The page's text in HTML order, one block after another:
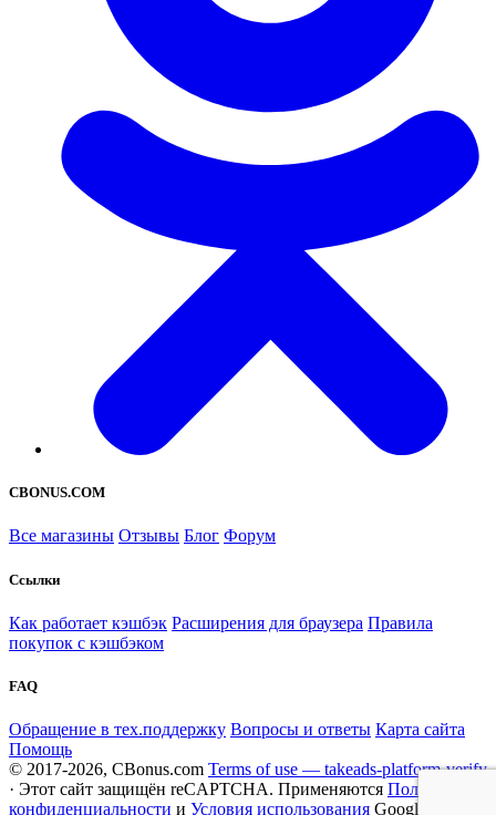
CBONUS.COM
Все магазины Отзывы Блог Форум
Ссылки
Как работает кэшбэк Расширения для браузера Правила
покупок с кэшбэком
FAQ
Обращение в тех.поддержку Вопросы и ответы Карта сайта
Помощь
© 2017-2026, CBonus.com Terms of use — takeads-platform-verify
· Этот сайт защищён reCAPTCHA. Применяются Политика
конфиденциальности и Условия использования Google.